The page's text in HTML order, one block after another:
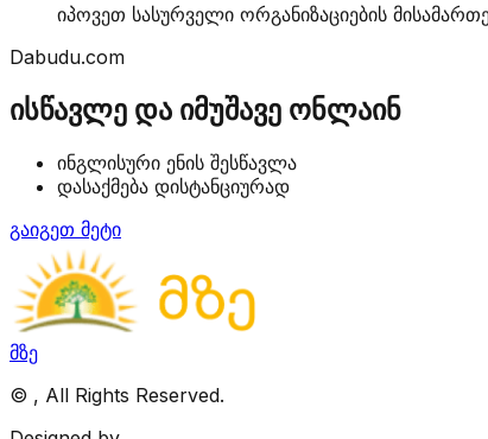
იპოვეთ სასურველი ორგანიზაციების
Dabudu.com
ისწავლე და იმუშავე ონლაინ
ინგლისური ენის შესწავლა
დასაქმება დისტანციურად
გაიგეთ მეტი
მზე
© , All Rights Reserved.